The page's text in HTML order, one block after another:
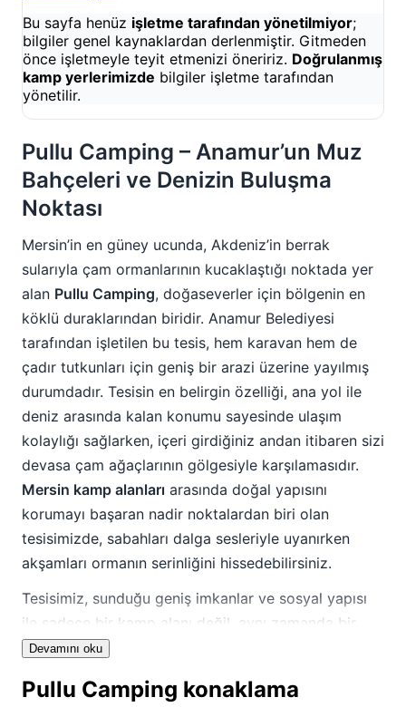
Bu sayfa henüz işletme tarafından yönetilmiyor;
bilgiler genel kaynaklardan derlenmiştir. Gitmeden
önce işletmeyle teyit etmenizi öneririz. Doğrulanmış
kamp yerlerimizde bilgiler işletme tarafından
yönetilir.
Pullu Camping – Anamur’un Muz
Bahçeleri ve Denizin Buluşma
Noktası
Mersin’in en güney ucunda, Akdeniz’in berrak
sularıyla çam ormanlarının kucaklaştığı noktada yer
alan Pullu Camping, doğaseverler için bölgenin en
köklü duraklarından biridir. Anamur Belediyesi
tarafından işletilen bu tesis, hem karavan hem de
çadır tutkunları için geniş bir arazi üzerine yayılmış
durumdadır. Tesisin en belirgin özelliği, ana yol ile
deniz arasında kalan konumu sayesinde ulaşım
kolaylığı sağlarken, içeri girdiğiniz andan itibaren sizi
devasa çam ağaçlarının gölgesiyle karşılamasıdır.
Mersin kamp alanları arasında doğal yapısını
korumayı başaran nadir noktalardan biri olan
tesisimizde, sabahları dalga sesleriyle uyanırken
akşamları ormanın serinliğini hissedebilirsiniz.
Tesisimiz, sunduğu geniş imkanlar ve sosyal yapısı
ile sadece bir kamp alanı değil, aynı zamanda bir
"çadırkent" kültürünü yaşatmaktadır. Özellikle nem
aylarında bunaltıcı sıcaklardan kaçmak isteyen
Devamını oku
Pullu Camping konaklama